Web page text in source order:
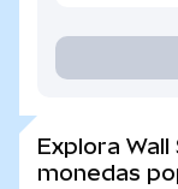
Explora
monedas